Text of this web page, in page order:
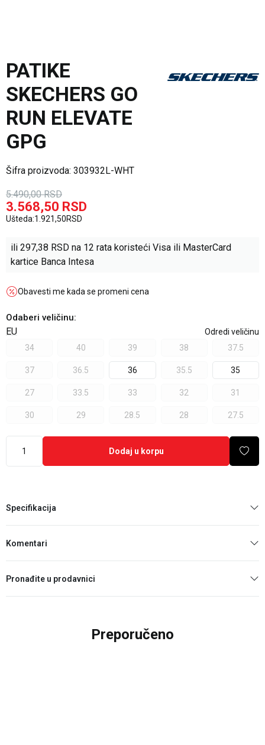
PATIKE
SKECHERS GO
RUN ELEVATE
GPG
Šifra proizvoda: 303932L-WHT
5.490,00 RSD
3.568,50 RSD
Ušteda:1.921,50RSD
ili 297,38 RSD na 12 rata koristeći Visa ili MasterCard
kartice Banca Intesa
Obavesti me kada se promeni cena
Odaberi veličinu:
EU
Odredi veličinu
34
40 39 38 37.5
37 36.5 36 35.5 35
27 33.5 33 32 31
30 29 28.5 28 27.5
Dodaj u korpu
Specifikacija
Komentari
Pronađite u prodavnici
Preporučeno